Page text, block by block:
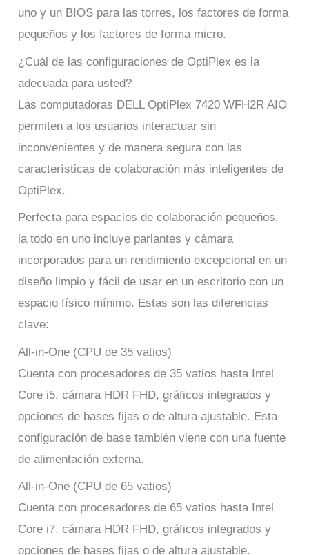
uno y un BIOS para las torres, los factores de forma
pequeños y los factores de forma micro.
¿Cuál de las configuraciones de OptiPlex es la
adecuada para usted?
Las computadoras DELL OptiPlex 7420 WFH2R AIO
permiten a los usuarios interactuar sin
inconvenientes y de manera segura con las
características de colaboración más inteligentes de
OptiPlex.
Perfecta para espacios de colaboración pequeños,
la todo en uno incluye parlantes y cámara
incorporados para un rendimiento excepcional en un
diseño limpio y fácil de usar en un escritorio con un
espacio físico mínimo. Estas son las diferencias
clave:
All-in-One (CPU de 35 vatios)
Cuenta con procesadores de 35 vatios hasta Intel
Core i5, cámara HDR FHD, gráficos integrados y
opciones de bases fijas o de altura ajustable. Esta
configuración de base también viene con una fuente
de alimentación externa.
All-in-One (CPU de 65 vatios)
Cuenta con procesadores de 65 vatios hasta Intel
Core i7, cámara HDR FHD, gráficos integrados y
opciones de bases fijas o de altura ajustable.